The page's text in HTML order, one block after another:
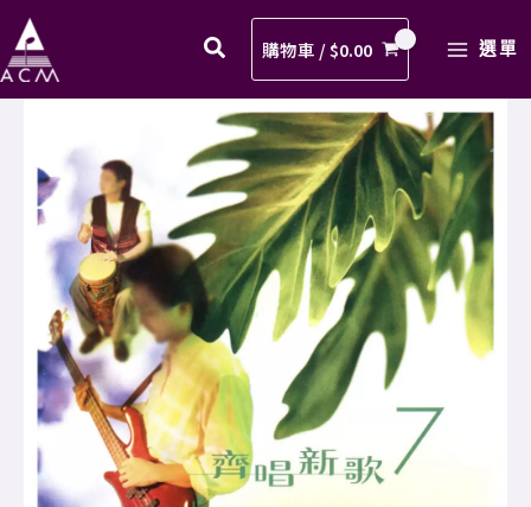
Skip
to
content
購物車 /$0.00
MENU
選單
首
愛
PDF
數
量
愛
歌
歌
PDF
數
量